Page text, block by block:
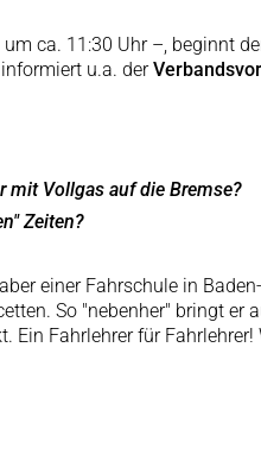
ca. 11:30 Uhr –, beginnt
informiert u.a. der
mit Vollgas auf die Bremse?
Zeiten?
einer Fahrschule in
So "nebenher" bringt er
Ein Fahrlehrer für